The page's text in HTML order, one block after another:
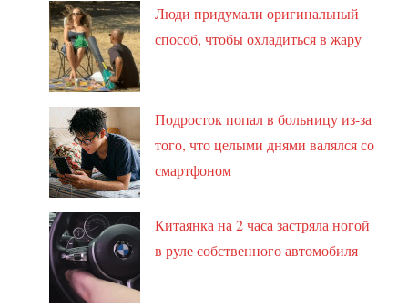
Люди придумали оригинальный
способ, чтобы охладиться в жару
Подросток попал в больницу из-за
того, что целыми днями валялся со
смартфоном
Китаянка на 2 часа застряла ногой
в руле собственного автомобиля